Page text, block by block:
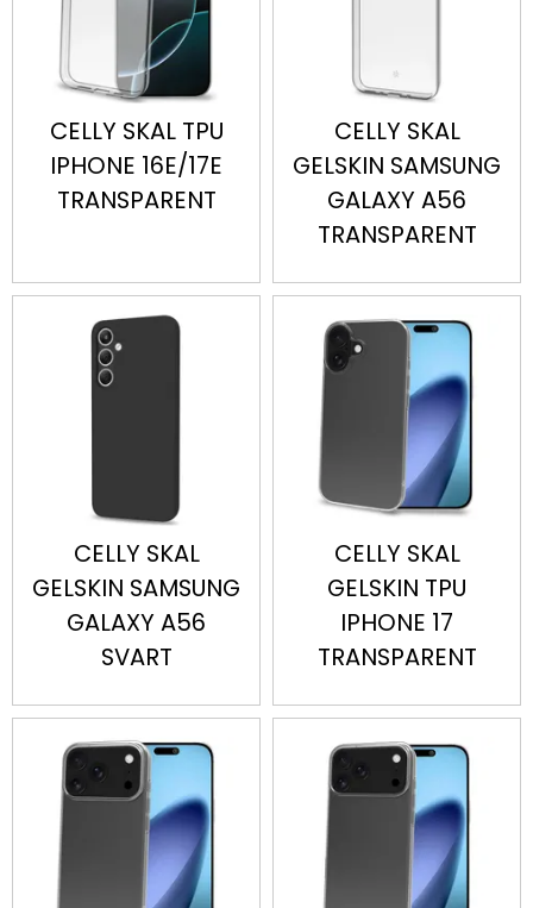
CELLY SKAL TPU
IPHONE 16E/17E
TRANSPARENT
CELLY SKAL
GELSKIN SAMSUNG
GALAXY A56
TRANSPARENT
CELLY SKAL
GELSKIN SAMSUNG
GALAXY A56
SVART
CELLY SKAL
GELSKIN TPU
IPHONE 17
TRANSPARENT